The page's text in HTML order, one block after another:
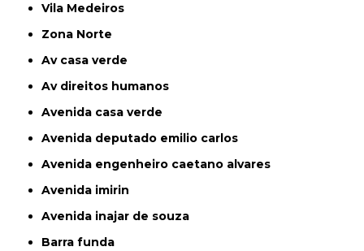
Vila Medeiros
Zona Norte
av casa verde
av direitos humanos
avenida casa verde
avenida deputado emilio carlos
avenida engenheiro caetano alvares
avenida imirin
avenida inajar de souza
barra funda